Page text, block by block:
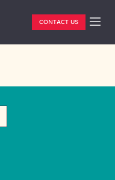
CONTACT US